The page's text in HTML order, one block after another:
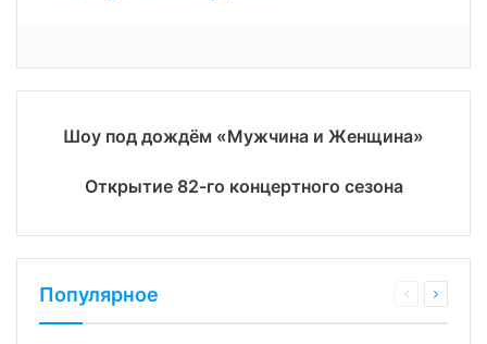
Шоу под дождём «Мужчина и Женщина»
Открытие 82-го концертного сезона
Популярное